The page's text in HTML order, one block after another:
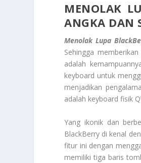
MENOLAK
ANGKA DAN
Menolak Lupa
Sehingga
adalah
keyboard untuk
menjadikan
adalah keyboard fisik
Yang ikonik dan
BlackBerry di kenal
fitur ini dengan
memiliki tiga baris